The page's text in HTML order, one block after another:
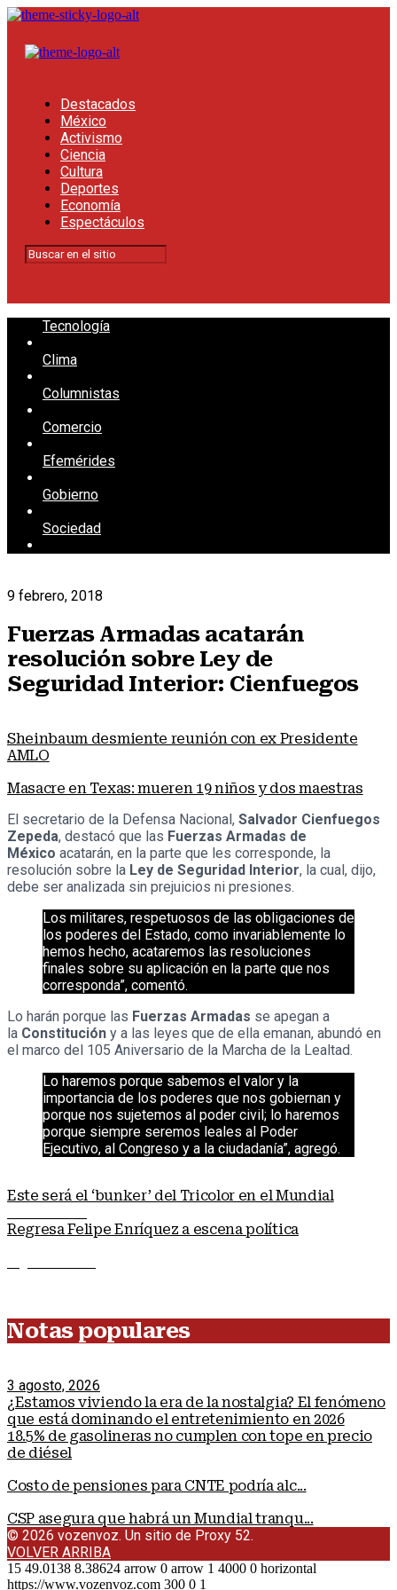
Destacados
México
Activismo
Ciencia
Cultura
Deportes
Economía
Espectáculos
Tecnología
Clima
Columnistas
Comercio
Efemérides
Gobierno
Sociedad
9 febrero, 2018
Fuerzas Armadas acatarán
resolución sobre Ley de
Seguridad Interior: Cienfuegos
Sheinbaum desmiente reunión con ex Presidente
AMLO
Masacre en Texas: mueren 19 niños y dos maestras
El secretario de la Defensa Nacional, Salvador Cienfuegos
Zepeda, destacó que las Fuerzas Armadas de
México acatarán, en la parte que les corresponde, la
resolución sobre la Ley de Seguridad Interior, la cual, dijo,
debe ser analizada sin prejuicios ni presiones.
Los militares, respetuosos de las obligaciones de
los poderes del Estado, como invariablemente lo
hemos hecho, acataremos las resoluciones
finales sobre su aplicación en la parte que nos
corresponda”, comentó.
Lo harán porque las Fuerzas Armadas se apegan a
la Constitución y a las leyes que de ella emanan, abundó en
el marco del 105 Aniversario de la Marcha de la Lealtad.
Lo haremos porque sabemos el valor y la
importancia de los poderes que nos gobiernan y
porque nos sujetemos al poder civil; lo haremos
porque siempre seremos leales al Poder
Ejecutivo, al Congreso y a la ciudadanía”, agregó.
Este será el ‘bunker’ del Tricolor en el Mundial
Regresa Felipe Enríquez a escena política
Notas populares
3 agosto, 2026
¿Estamos viviendo la era de la nostalgia? El fenómeno
que está dominando el entretenimiento en 2026
18.5% de gasolineras no cumplen con tope en precio
de diésel
Costo de pensiones para CNTE podría alc...
CSP asegura que habrá un Mundial tranqu...
© 2026 vozenvoz. Un sitio de Proxy 52.
VOLVER ARRIBA
15 49.0138 8.38624 arrow 0 arrow 1 4000 0 horizontal
https://www.vozenvoz.com 300 0 1